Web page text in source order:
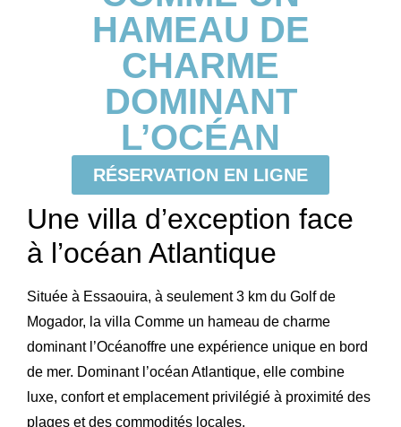
HAMEAU DE
CHARME
DOMINANT
L’OCÉAN
RÉSERVATION EN LIGNE
Une villa d’exception face
à l’océan Atlantique
Située à Essaouira, à seulement 3 km du Golf de
Mogador, la villa Comme un hameau de charme
dominant l’Océanoffre une expérience unique en bord
de mer. Dominant l’océan Atlantique, elle combine
luxe, confort et emplacement privilégié à proximité des
plages et des commodités locales.